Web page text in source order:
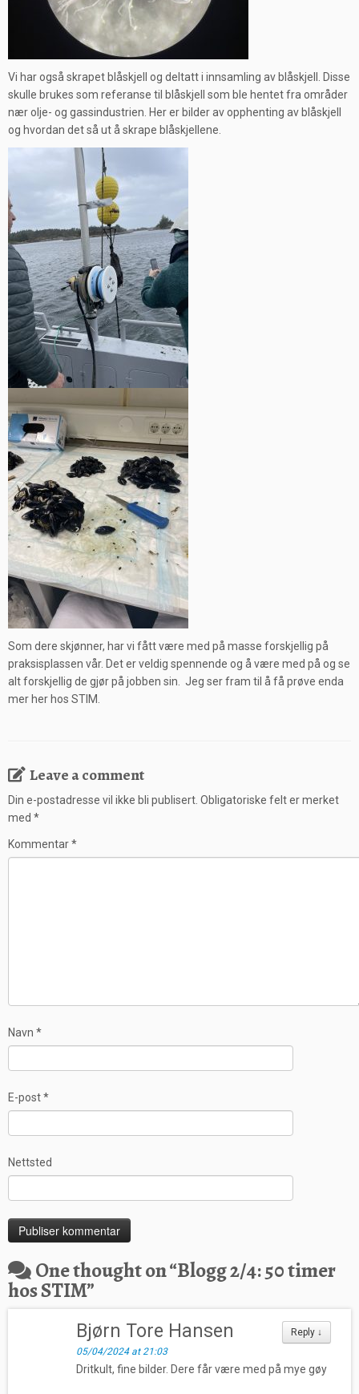
Vi har også skrapet blåskjell og deltatt i innsamling av blåskjell. Disse
skulle brukes som referanse til blåskjell som ble hentet fra områder
nær olje- og gassindustrien. Her er bilder av opphenting av blåskjell
og hvordan det så ut å skrape blåskjellene.
Som dere skjønner, har vi fått være med på masse forskjellig på
praksisplassen vår. Det er veldig spennende og å være med på og se
alt forskjellig de gjør på jobben sin. Jeg ser fram til å få prøve enda
mer her hos STIM.
Leave a comment
Din e-postadresse vil ikke bli publisert. Obligatoriske felt er merket
med *
Kommentar*
Navn *
E-post*
Nettsted
One thought on “Blogg 2/4: 50 timer
hos STIM”
Reply ↓
Bjørn Tore Hansen
05/04/2024 at 21:03
Dritkult, fine bilder. Dere får være med på mye gøy